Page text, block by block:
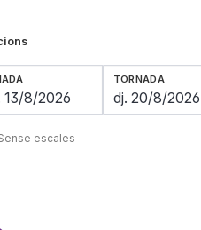
TORNADA
escales